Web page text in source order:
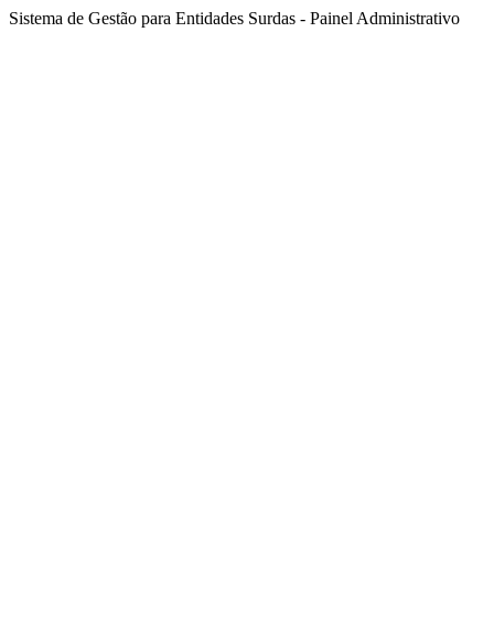
Sistema de Gestão para Entidades Surdas - Painel Administrativo